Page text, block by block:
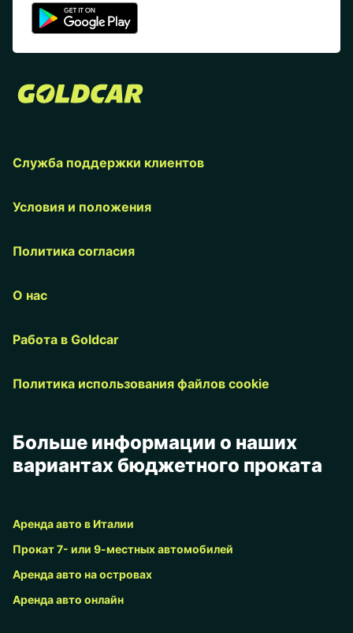
Служба поддержки клиентов
Условия и положения
Политика согласия
О нас
Работа в Goldcar
Политика использования файлов cookie
Больше информации о наших
вариантах бюджетного проката
Аренда авто в Италии
Прокат 7- или 9-местных автомобилей
Аренда авто на островах
Аренда авто онлайн